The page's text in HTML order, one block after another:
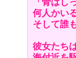
何人かい
そして誰
彼女たち